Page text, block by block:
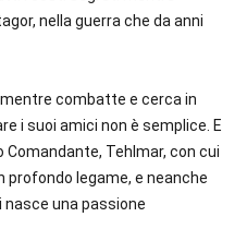
nella guerra che da anni
combatte e cerca in
i suoi amici non è semplice. E
Tehlmar, con cui
profondo legame, e neanche
nasce una passione